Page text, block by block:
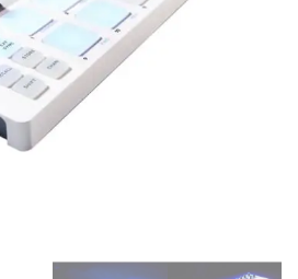
un determinato prodotto